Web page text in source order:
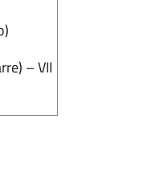
– VII